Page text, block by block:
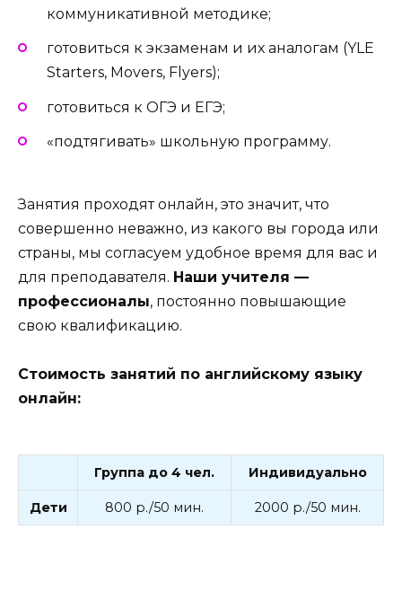
коммуникативной методике;
готовиться к экзаменам и их аналогам (YLE
Starters, Movers, Flyers);
готовиться к ОГЭ и ЕГЭ;
«подтягивать» школьную программу.
Занятия проходят онлайн, это значит, что
совершенно неважно, из какого вы города или
страны, мы согласуем удобное время для вас и
для преподавателя. Наши учителя —
профессионалы, постоянно повышающие
свою квалификацию.
Стоимость занятий по английскому языку
онлайн:
Группа до 4 чел. Индивидуально
Дети 800 р./50 мин. 2000 р./50 мин.